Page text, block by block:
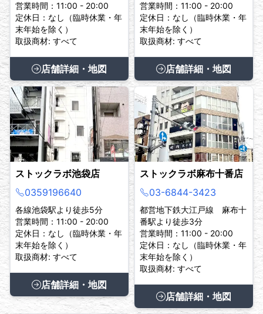
営業時間：11:00 - 20:00
定休日：なし（臨時休業・年
末年始を除く）
取扱商材: すべて
店舗詳細・地図
営業時間：11:00 - 20:00
定休日：なし（臨時休業・年
末年始を除く）
取扱商材: すべて
店舗詳細・地図
ストックラボ池袋店
0359196640
各線池袋駅より徒歩5分
営業時間：11:00 - 20:00
定休日：なし（臨時休業・年
末年始を除く）
取扱商材: すべて
店舗詳細・地図
ストックラボ麻布十番店
03-6844-3423
都営地下鉄大江戸線 麻布十
番駅より徒歩3分
営業時間：11:00 - 20:00
定休日：なし（臨時休業・年
末年始を除く）
取扱商材: すべて
店舗詳細・地図